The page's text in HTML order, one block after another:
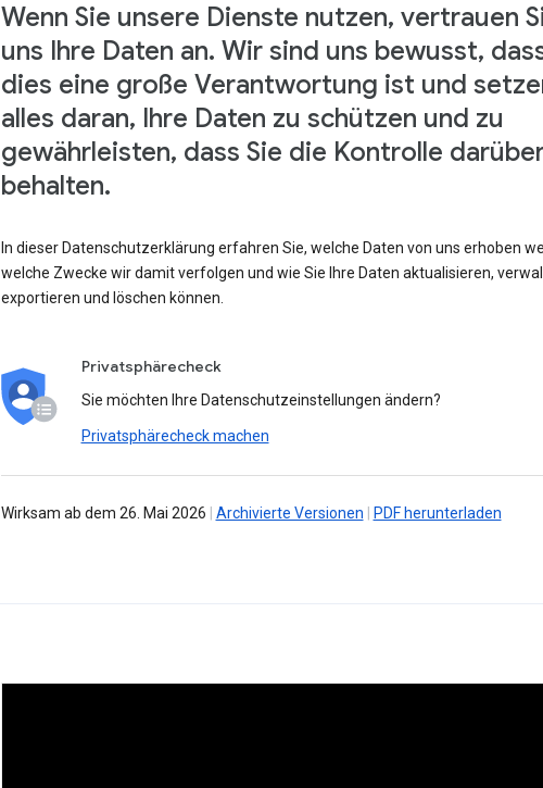
Wenn Sie unsere Dienste nutzen, vertrauen
uns Ihre Daten an. Wir sind uns bewusst,
dies eine große Verantwortung ist und
alles daran, Ihre Daten zu schützen und zu
gewährleisten, dass Sie die Kontrolle
behalten.
In dieser Datenschutzerklärung erfahren Sie, welche Daten von uns erhoben
welche Zwecke wir damit verfolgen und wie Sie Ihre Daten aktualisieren,
exportieren und löschen können.
Privatsphärecheck
Sie möchten Ihre Datenschutzeinstellungen ändern?
Privatsphärecheck machen
Wirksam ab dem 26. Mai 2026 Archivierte Versionen PDF herunterladen